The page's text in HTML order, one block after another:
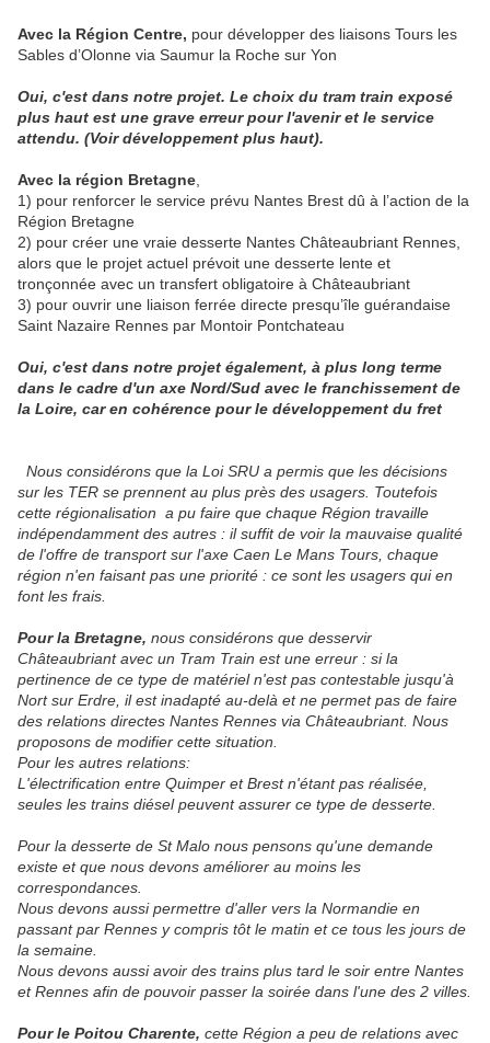
Avec la Région Centre, pour développer des liaisons Tours les
Sables d’Olonne via Saumur la Roche sur Yon
Oui, c'est dans notre projet. Le choix du tram train exposé
plus haut est une grave erreur pour l'avenir et le service
attendu. (Voir développement plus haut).
Avec la région Bretagne
1) pour renforcer le service prévu Nantes Brest dû à l’action de la
Région Bretagne
2) pour créer une vraie desserte Nantes Châteaubriant Rennes,
alors que le projet actuel prévoit une desserte lente et
tronçonnée avec un transfert obligatoire à Châteaubriant
3) pour ouvrir une liaison ferrée directe presqu’île guérandaise
Saint Nazaire Rennes par Montoir Pontchateau
Oui, c'est dans notre projet également, à plus long terme
dans le cadre d'un axe Nord/Sud avec le franchissement de
la Loire, car en cohérence pour le développement du fret
Nous considérons que la Loi SRU a permis que les décisions
sur les TER se prennent au plus près des usagers. Toutefois
cette régionalisation a pu faire que chaque Région travaille
indépendamment des autres : il suffit de voir la mauvaise qualité
de l'offre de transport sur l'axe Caen Le Mans Tours, chaque
région n'en faisant pas une priorité : ce sont les usagers qui en
font les frais.
Pour la Bretagne, nous considérons que desservir
Châteaubriant avec un Tram Train est une erreur : si la
pertinence de ce type de matériel n'est pas contestable jusqu'à
Nort sur Erdre, il est inadapté au-delà et ne permet pas de faire
des relations directes Nantes Rennes via Châteaubriant. Nous
proposons de modifier cette situation.
Pour les autres relations:
L'électrification entre Quimper et Brest n'étant pas réalisée,
seules les trains diésel peuvent assurer ce type de desserte.
Pour la desserte de St Malo nous pensons qu'une demande
existe et que nous devons améliorer au moins les
correspondances.
Nous devons aussi permettre d'aller vers la Normandie en
passant par Rennes y compris tôt le matin et ce tous les jours de
la semaine.
Nous devons aussi avoir des trains plus tard le soir entre Nantes
et Rennes afin de pouvoir passer la soirée dans l'une des 2 villes.
Pour le Poitou Charente, cette Région a peu de relations avec